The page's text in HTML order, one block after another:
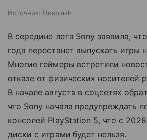
Источник: Unsplash
В середине лета Sony заявила,
года перестанет выпускать игры
Многие геймеры встретили
отказе от физических носителей
В начале августа в соцсетях
что Sony начала предупреждать
консолей PlayStation 5, что с
диски с играми будет нельзя.